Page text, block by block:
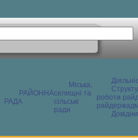
РАЙОННА
РАДА
Міська,
селищні та
сільські
ради
роботи